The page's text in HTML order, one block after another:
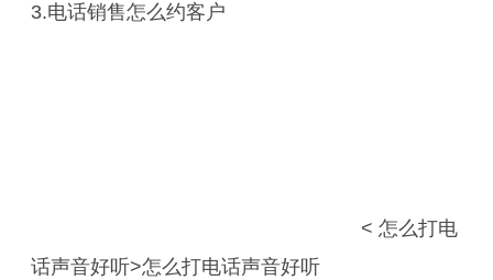
3.电话销售怎么约客户
< 怎么打电
话声音好听>怎么打电话声音好听